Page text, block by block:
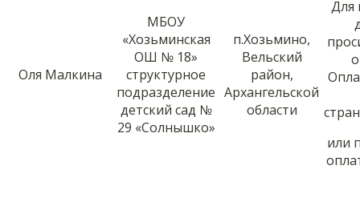
Оля Малкина
МБОУ
«Хозьминская
ОШ № 18»
структурное
подразделение
детский сад №
29 «Солнышко»
п.Хозьмино,
Вельский
район,
Архангельской
области
Для
или